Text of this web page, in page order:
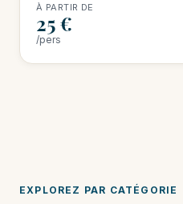
À PARTIR DE
25 €
/pers
EXPLOREZ PAR CATÉGORIE